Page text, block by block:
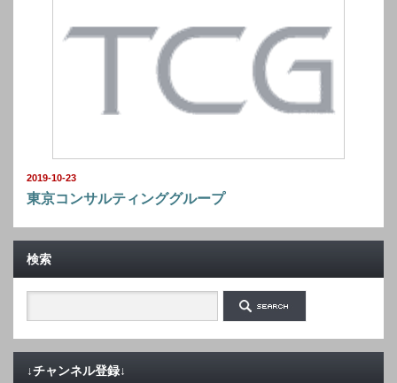
2019-10-23
東京コンサルティンググループ
検索
↓チャンネル登録↓